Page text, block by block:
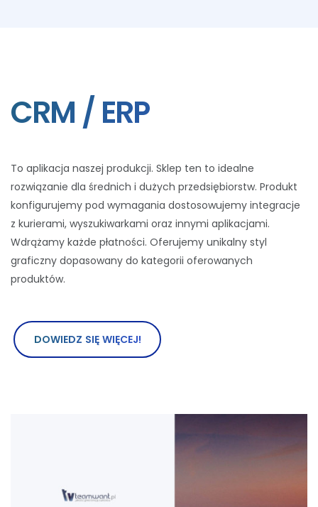
CRM / ERP
To aplikacja naszej produkcji. Sklep ten to idealne
rozwiązanie dla średnich i dużych przedsiębiorstw. Produkt
konfigurujemy pod wymagania dostosowujemy integracje
z kurierami, wyszukiwarkami oraz innymi aplikacjami.
Wdrążamy każde płatności. Oferujemy unikalny styl
graficzny dopasowany do kategorii oferowanych
produktów.
DOWIEDZ SIĘ WIĘCEJ!